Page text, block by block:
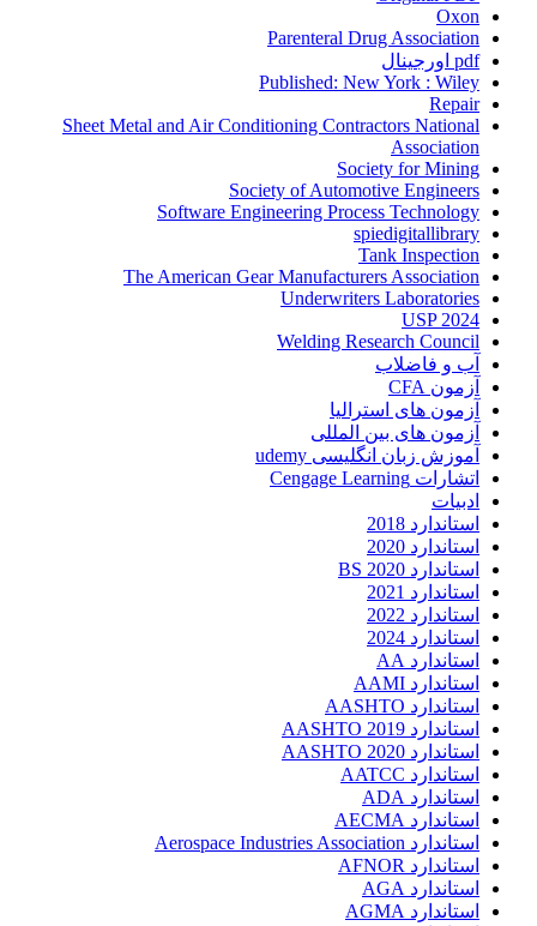
Oxon
Parenteral Drug Association
pdf اورجینال
Published: New York : Wiley
Repair
Sheet Metal and Air Conditioning Contractors National
Association
Society for Mining
Society of Automotive Engineers
Software Engineering Process Technology
spiedigitallibrary
Tank Inspection
The American Gear Manufacturers Association
Underwriters Laboratories
USP 2024
Welding Research Council
آب و فاضلاب
آزمون CFA
آزمون های استرالیا
آزمون های بین المللی
آموزش زبان انگلیسی udemy
اتشارات Cengage Learning
ادبیات
استاندارد 2018
استاندارد 2020
استاندارد 2020 BS
استاندارد 2021
استاندارد 2022
استاندارد 2024
استاندارد AA
استاندارد AAMI
استاندارد AASHTO
استاندارد AASHTO 2019
استاندارد AASHTO 2020
استاندارد AATCC
استاندارد ADA
استاندارد AECMA
استاندارد Aerospace Industries Association
استاندارد AFNOR
استاندارد AGA
استاندارد AGMA